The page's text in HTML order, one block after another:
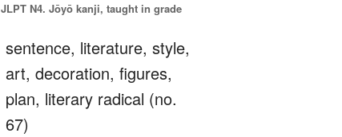
JLPT N4. Jōyō kanji, taught in grade
sentence, literature, style,
art, decoration, figures,
plan, literary radical (no.
67)